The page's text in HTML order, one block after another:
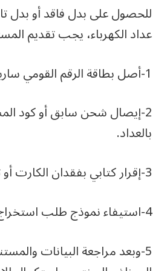
للحصول على بدل فاقد أو
عداد الكهرباء، يجب تقديم
1-أصل بطاقة الرقم القومي سارية.
2-إيصال شحن سابق أو كود
بالعداد.
3-إقرار كتابي بفقدان الكارت أو تلفه.
4-استيفاء نموذج طلب استخراج الكارت الجديد.
5-وبعد مراجعة البيانات